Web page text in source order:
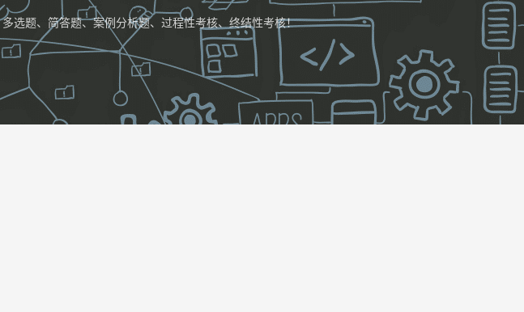
选题、简答题、案例分析题、过程性考核、终结性考核！